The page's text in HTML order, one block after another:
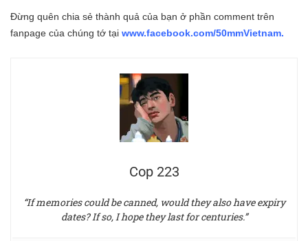
Đừng quên chia sẻ thành quả của bạn ở phần comment trên
fanpage của chúng tớ tại www.facebook.com/50mmVietnam.
Cop 223
“If memories could be canned, would they also have expiry
dates? If so, I hope they last for centuries.”